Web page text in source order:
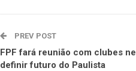
PREV POST
FPF fará reunião com clubes
definir futuro do Paulista